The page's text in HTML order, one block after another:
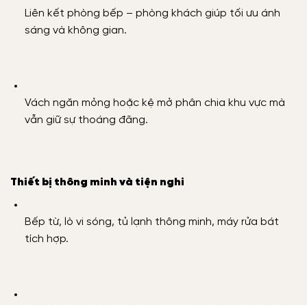
Liên kết phòng bếp – phòng khách giúp tối ưu ánh
sáng và không gian.
Vách ngăn mỏng hoặc kệ mở phân chia khu vực mà
vẫn giữ sự thoáng đãng.
Thiết bị thông minh và tiện nghi
Bếp từ, lò vi sóng, tủ lạnh thông minh, máy rửa bát
tích hợp.